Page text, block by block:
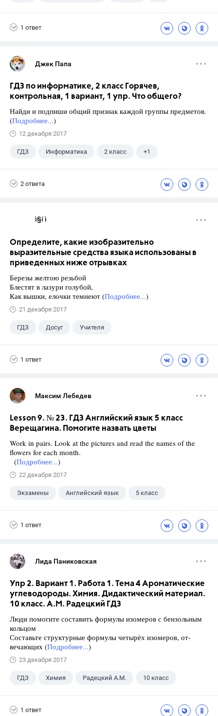
1 ответ
Джек Папа
ГДЗ по информатике, 2 класс Горячев,
контрольная, 1 вариант, 1 упр. Что общего?
Найди и подпиши общий признак каждой группы предметов.
(Подробнее...)
12 декабря 2017
ГДЗ Информатика 2 класс +1
2 ответа
ì§í ì 
Определите, какие изобразительно
выразительные средства языка использованы в
приведенных ниже отрывках
Березы желтою резьбой
Блестят в лазури голубой,
Как вышки, елочки темнеют (Подробнее...)
21 декабря 2017
ГДЗ Досуг Учителя
1 ответ
Максим Лебедев
Lesson 9. № 23. ГДЗ Английский язык 5 класс
Верещагина. Помогите назвать цветы
Work in pairs. Look at the pictures and read the names of the
flowers for each month.
(Подробнее...)
22 декабря 2017
Экзамены Английский язык 5 класс
1 ответ
Лида Паниковская
Упр 2. Вариант 1. Работа 1. Тема 4 Ароматические
углеводороды. Химия. Дидактический материал.
10 класс. А.М. Радецкий ГДЗ
Люди помогите составить формулы изомеров с бензольным
кольцом
Составьте структурные формулы четырёх изомеров, от-
вечающих (Подробнее...)
23 декабря 2017
ГДЗ Химия Радецкий А.М. 10 класс
1 ответ